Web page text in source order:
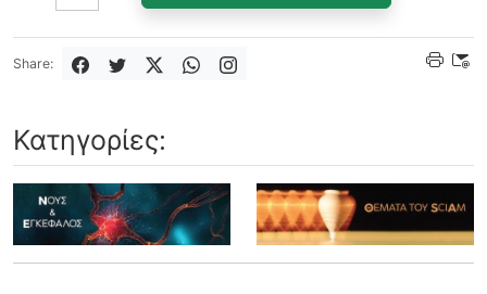
Share:
Κατηγορίες: